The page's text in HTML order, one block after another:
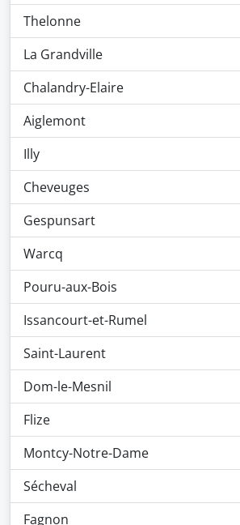
Thelonne
La Grandville
Chalandry-Elaire
Aiglemont
Illy
Cheveuges
Gespunsart
Warcq
Pouru-aux-Bois
Issancourt-et-Rumel
Saint-Laurent
Dom-le-Mesnil
Flize
Montcy-Notre-Dame
Sécheval
Fagnon